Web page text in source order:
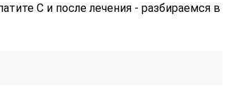
С и после лечения - разбираемся в